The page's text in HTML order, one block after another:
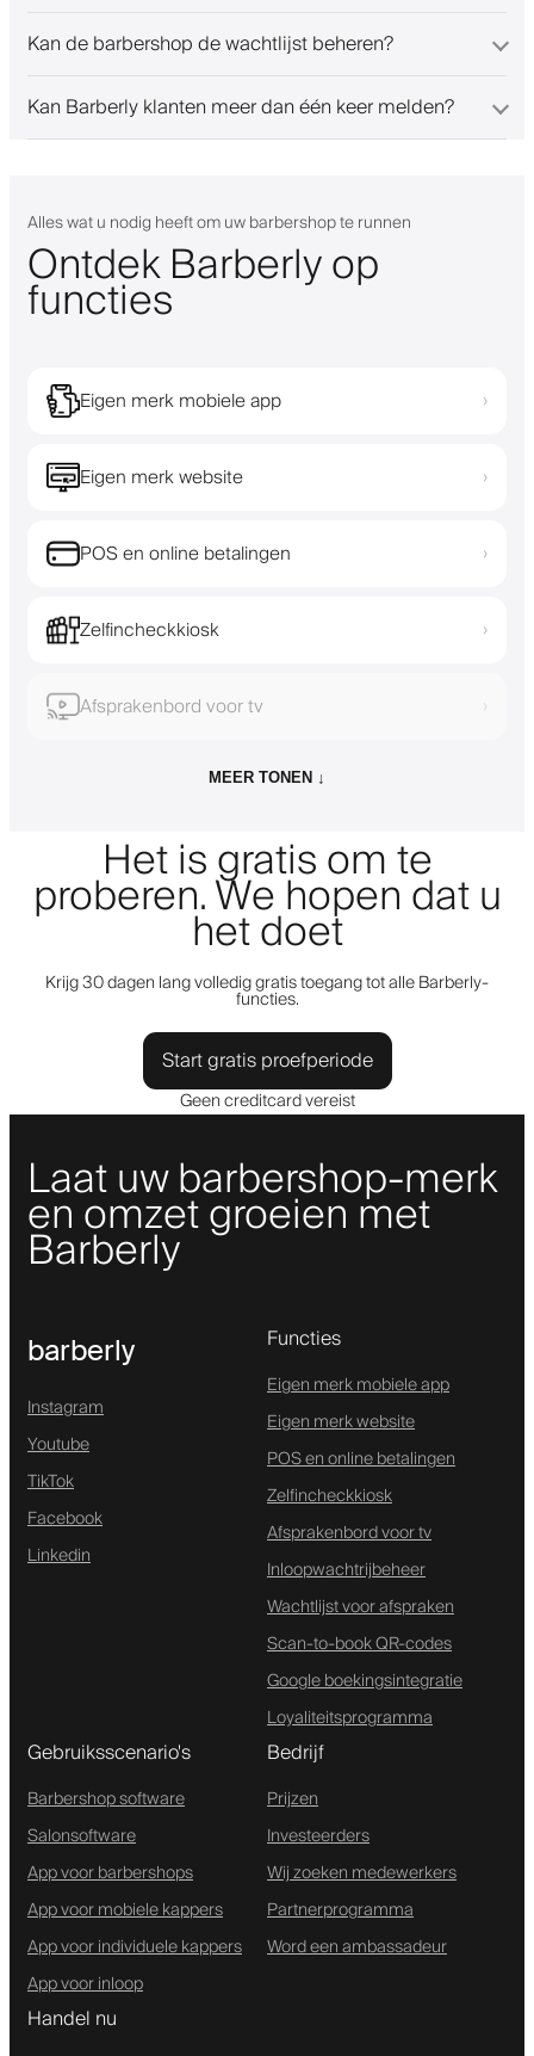
Kan de barbershop de wachtlijst beheren?
Kan Barberly klanten meer dan één keer melden?
Alles wat u nodig heeft om uw barbershop te runnen
Ontdek Barberly op
functies
Eigen merk mobiele app ›
Eigen merk website ›
POS en online betalingen ›
Zelfincheckkiosk ›
Afsprakenbord voor tv ›
MEER TONEN ↓
Het is gratis om te
proberen. We hopen dat u
het doet
Krijg 30 dagen lang volledig gratis toegang tot alle Barberly-
functies.
Start gratis proefperiode
Geen creditcard vereist
Laat uw barbershop-merk
en omzet groeien met
Barberly
barberly
Instagram
Youtube
TikTok
Facebook
Linkedin
Functies
Eigen merk mobiele app
Eigen merk website
POS en online betalingen
Zelfincheckkiosk
Afsprakenbord voor tv
Inloopwachtrijbeheer
Wachtlijst voor afspraken
Scan-to-book QR-codes
Google boekingsintegratie
Loyaliteitsprogramma
Gebruiksscenario's
Barbershop software
Salonsoftware
App voor barbershops
App voor mobiele kappers
App voor individuele kappers
App voor inloop
Bedrijf
Prijzen
Investeerders
Wij zoeken medewerkers
Partnerprogramma
Word een ambassadeur
Handel nu